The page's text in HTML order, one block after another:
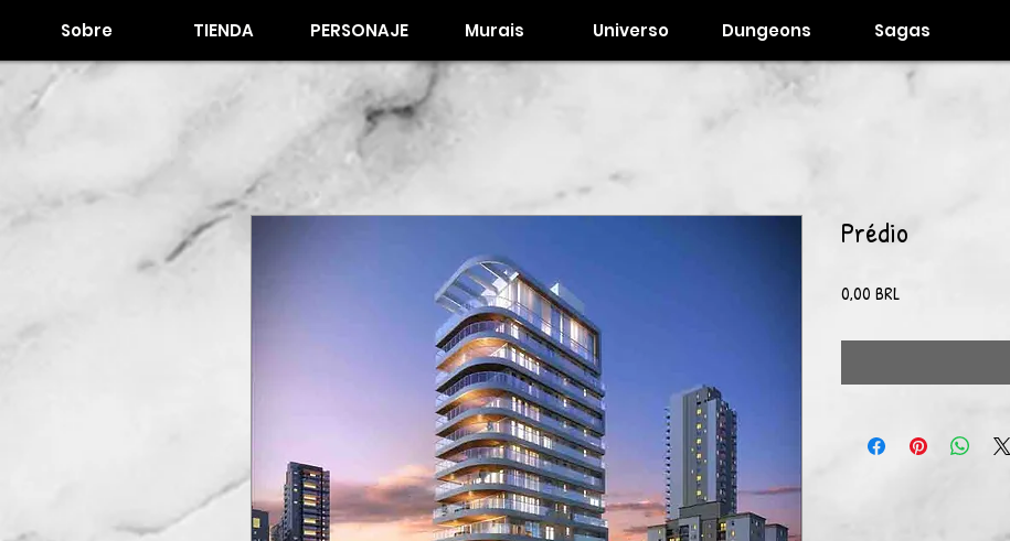
Sobre TIENDA PERSONAJE Murais Universo Dungeons Sagas
Prédio
0,00 BRLPrecio